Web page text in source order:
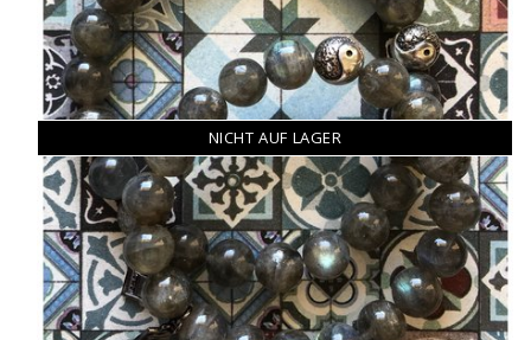
NICHT AUF LAGER